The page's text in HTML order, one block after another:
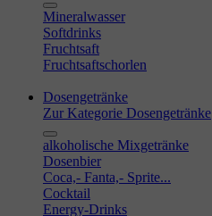
Mineralwasser
Softdrinks
Fruchtsaft
Fruchtsaftschorlen
Dosengetränke
Zur Kategorie Dosengetränke
alkoholische Mixgetränke
Dosenbier
Coca,- Fanta,- Sprite...
Cocktail
Energy-Drinks